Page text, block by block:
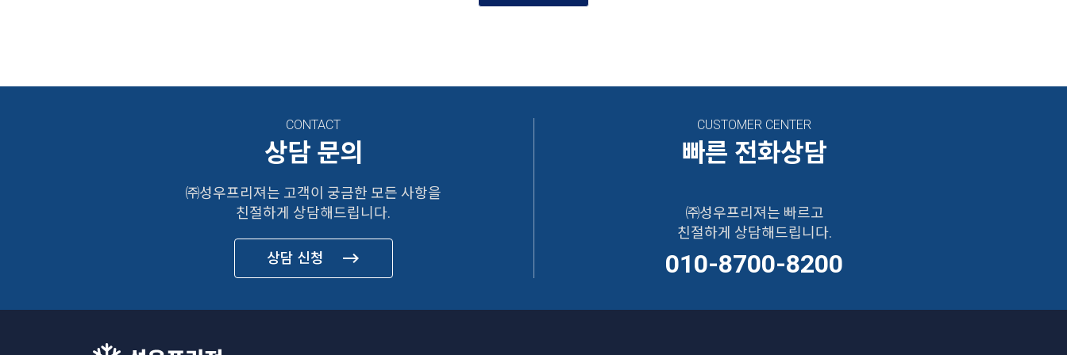
CONTACT
상담 문의
㈜성우프리져는 고객이 궁금한 모든 사항을
친절하게 상담해드립니다.
상담 신청
CUSTOMER CENTER
빠른 전화상담
㈜성우프리져는 빠르고
친절하게 상담해드립니다.
010-8700-8200